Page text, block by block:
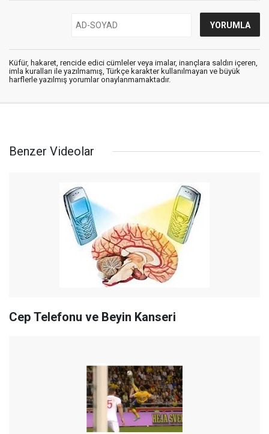
Küfür, hakaret, rencide edici cümleler veya imalar, inançlara saldırı içeren,
imla kuralları ile yazılmamış, Türkçe karakter kullanılmayan ve büyük
harflerle yazılmış yorumlar onaylanmamaktadır.
Benzer Videolar
Cep Telefonu ve Beyin Kanseri